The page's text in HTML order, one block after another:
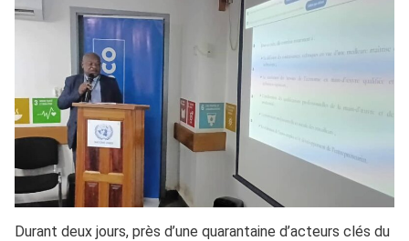
Durant deux jours, près d’une quarantaine d’acteurs clés du